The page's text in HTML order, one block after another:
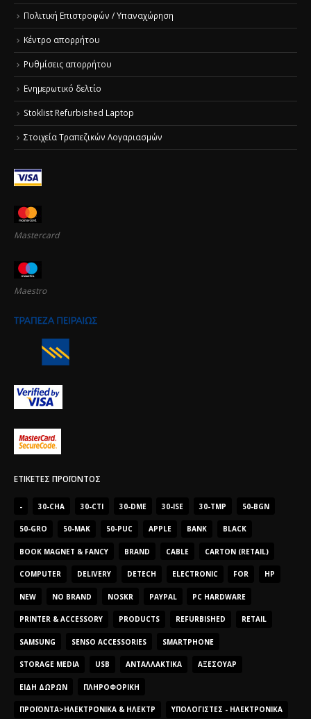
Πολιτική Επιστροφών / Υπαναχώρηση
Κέντρο απορρήτου
Ρυθμίσεις απορρήτου
Ενημερωτικό δελτίο
Stoklist Refurbished Laptop
Στοιχεία Τραπεζικών Λογαριασμών
Mastercard
Maestro
ΕΤΙΚΈΤΕΣ ΠΡΟΪΌΝΤΟΣ
- 30-CHA 30-CTI 30-DME 30-ISE 30-TMP 50-BGN
50-GRO 50-MAK 50-PUC APPLE BANK BLACK
BOOK MAGNET & FANCY BRAND CABLE CARTON (RETAIL)
COMPUTER DELIVERY DETECH ELECTRONIC FOR HP
NEW NO BRAND NOSKR PAYPAL PC HARDWARE
PRINTER & ACCESSORY PRODUCTS REFURBISHED RETAIL
SAMSUNG SENSO ACCESSORIES SMARTPHONE
STORAGE MEDIA USB ΑΝΤΑΛΛΑΚΤΙΚΆ ΑΞΕΣΟΥΆΡ
ΕΊΔΗ ΔΏΡΩΝ ΠΛΗΡΟΦΟΡΙΚΉ
ΠΡΟΪΌΝΤΑ>ΗΛΕΚΤΡΟΝΙΚΆ & ΗΛΕΚΤΡ ΥΠΟΛΟΓΙΣΤΈΣ - ΗΛΕΚΤΡΟΝΙΚΆ